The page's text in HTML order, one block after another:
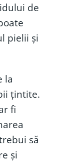
de
pielii și
la
țintite.
fi
să
și